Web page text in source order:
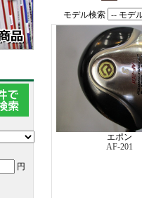
円
モデル検索
エポン
AF-201